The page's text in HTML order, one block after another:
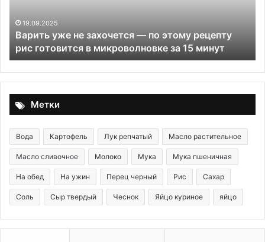
рецепту
рис
готовится
в
микроволновке
за
15
минут
19.09.2025
Варить уже не захочется — по этому рецепту
рис готовится в микроволновке за 15 минут
Метки
Вода Картофель Лук репчатый Масло растительное
Масло сливочное Молоко Мука Мука пшеничная
На обед На ужин Перец черный Рис Сахар
Соль Сыр твердый Чеснок Яйцо куриное яйцо